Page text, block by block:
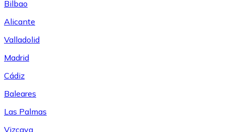
Bilbao
Alicante
Valladolid
Madrid
Cádiz
Baleares
Las Palmas
Vizcaya